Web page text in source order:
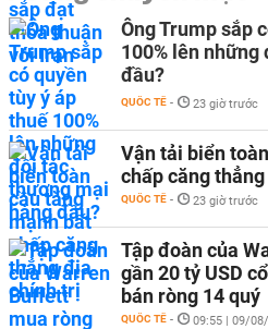
Ông Trump sắp
100% lên
đầu?
QUỐC TẾ - 23 giờ trước
Vận tải biển
chấp căng
QUỐC TẾ - 23 giờ trước
Tập đoàn của
gần 20 tỷ USD
bán ròng 14 quý
QUỐC TẾ - 09:55 | 09/